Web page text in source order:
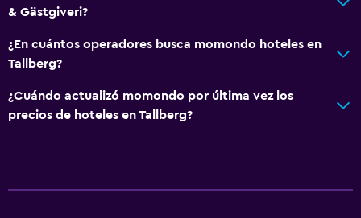
& Gästgiveri?
¿En cuántos operadores busca momondo hoteles en
Tallberg?
¿Cuándo actualizó momondo por última vez los
precios de hoteles en Tallberg?